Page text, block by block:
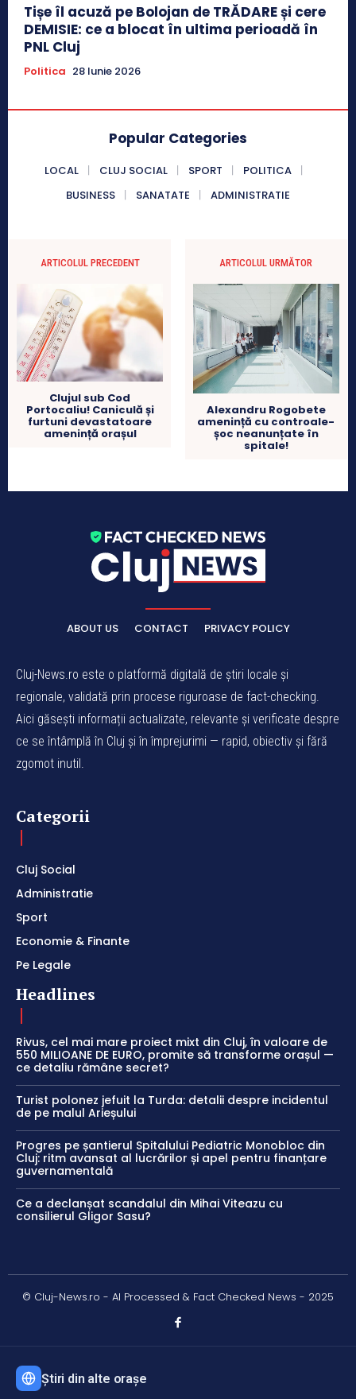
Tișe îl acuză pe Bolojan de TRĂDARE și cere
DEMISIE: ce a blocat în ultima perioadă în
PNL Cluj
Politica 28 Iunie 2026
Popular Categories
LOCAL CLUJ SOCIAL SPORT
POLITICA
BUSINESS
SANATATE ADMINISTRATIE
ARTICOLUL PRECEDENT
Clujul sub Cod
Portocaliu! Caniculă și
furtuni devastatoare
amenință orașul
ARTICOLUL URMĂTOR
Alexandru Rogobete
amenință cu controale-
șoc neanunțate în
spitale!
ABOUT US CONTACT PRIVACY POLICY
Cluj-News.ro este o platformă digitală de știri locale și
regionale, validată prin procese riguroase de fact-checking.
Aici găsești informații actualizate, relevante și verificate despre
ce se întâmplă în Cluj și în împrejurimi — rapid, obiectiv și fără
zgomot inutil.
Categorii
Cluj Social
Administratie
Sport
Economie & Finante
Pe Legale
Headlines
Rivus, cel mai mare proiect mixt din Cluj, în valoare de
550 MILIOANE DE EURO, promite să transforme orașul —
ce detaliu rămâne secret?
Turist polonez jefuit la Turda: detalii despre incidentul
de pe malul Arieșului
Progres pe șantierul Spitalului Pediatric Monobloc din
Cluj: ritm avansat al lucrărilor și apel pentru finanțare
guvernamentală
Ce a declanșat scandalul din Mihai Viteazu cu
consilierul Gligor Sasu?
© Cluj-News.ro - AI Processed & Fact Checked News - 2025
Știri din alte orașe